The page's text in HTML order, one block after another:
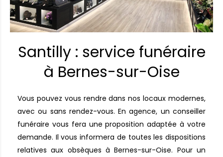
Santilly : service funéraire
à Bernes-sur-Oise
Vous pouvez vous rendre dans nos locaux modernes,
avec ou sans rendez-vous. En agence, un conseiller
funéraire vous fera une proposition adaptée à votre
demande. Il vous informera de toutes les dispositions
relatives aux obsèques à Bernes-sur-Oise. Pour un